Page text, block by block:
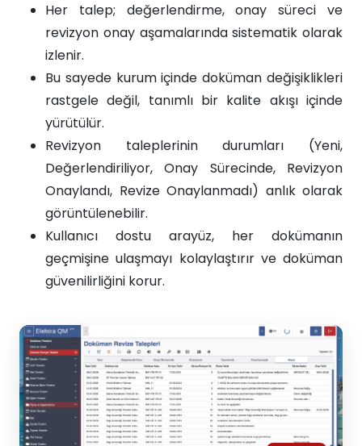
Her talep; değerlendirme, onay süreci ve
revizyon onay aşamalarında sistematik olarak
izlenir.
Bu sayede kurum içinde doküman değişiklikleri
rastgele değil, tanımlı bir kalite akışı içinde
yürütülür.
Revizyon taleplerinin durumları (Yeni,
Değerlendiriliyor, Onay Sürecinde, Revizyon
Onaylandı, Revize Onaylanmadı) anlık olarak
görüntülenebilir.
Kullanıcı dostu arayüz, her dokümanın
geçmişine ulaşmayı kolaylaştırır ve doküman
güvenilirliğini korur.